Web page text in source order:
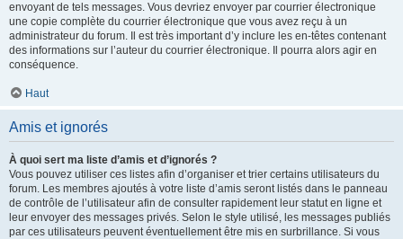
envoyant de tels messages. Vous devriez envoyer par courrier électronique
une copie complète du courrier électronique que vous avez reçu à un
administrateur du forum. Il est très important d’y inclure les en-têtes contenant
des informations sur l’auteur du courrier électronique. Il pourra alors agir en
conséquence.
Haut
Amis et ignorés
À quoi sert ma liste d’amis et d’ignorés ?
Vous pouvez utiliser ces listes afin d’organiser et trier certains utilisateurs du
forum. Les membres ajoutés à votre liste d’amis seront listés dans le panneau
de contrôle de l’utilisateur afin de consulter rapidement leur statut en ligne et
leur envoyer des messages privés. Selon le style utilisé, les messages publiés
par ces utilisateurs peuvent éventuellement être mis en surbrillance. Si vous